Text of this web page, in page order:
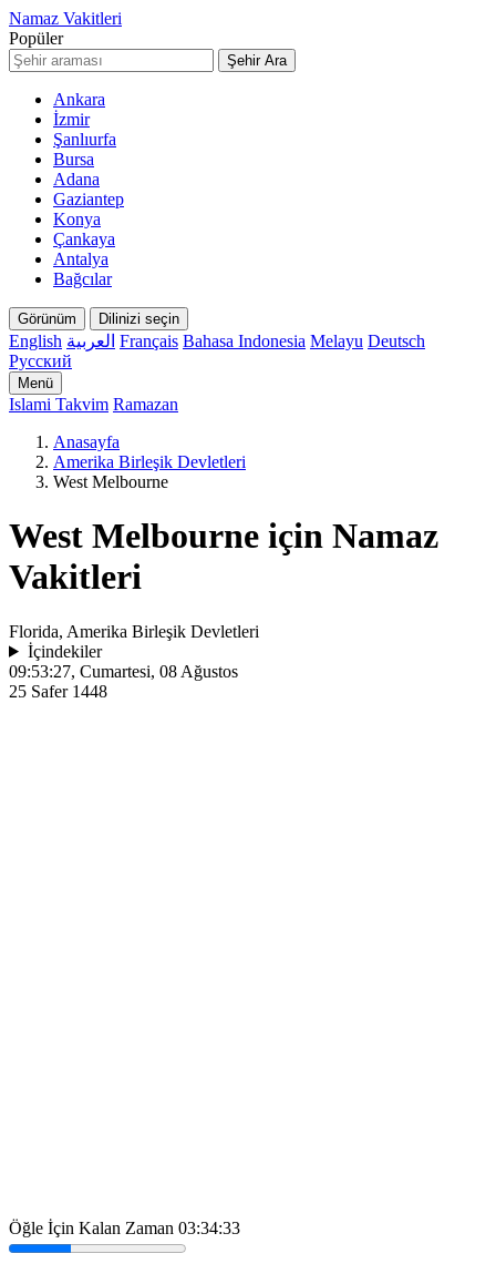
Namaz Vakitleri
Popüler
Şehir Ara
Ankara
İzmir
Şanlıurfa
Bursa
Adana
Gaziantep
Konya
Çankaya
Antalya
Bağcılar
Görünüm Dilinizi seçin
English العربية Français Bahasa Indonesia Melayu Deutsch
Русский
Menü
Islami Takvim Ramazan
Anasayfa
Amerika Birleşik Devletleri
West Melbourne
West Melbourne için Namaz
Vakitleri
Florida, Amerika Birleşik Devletleri
İçindekiler
09:53:27, Cumartesi, 08 Ağustos
25 Safer 1448
Öğle İçin Kalan Zaman 03:34:33